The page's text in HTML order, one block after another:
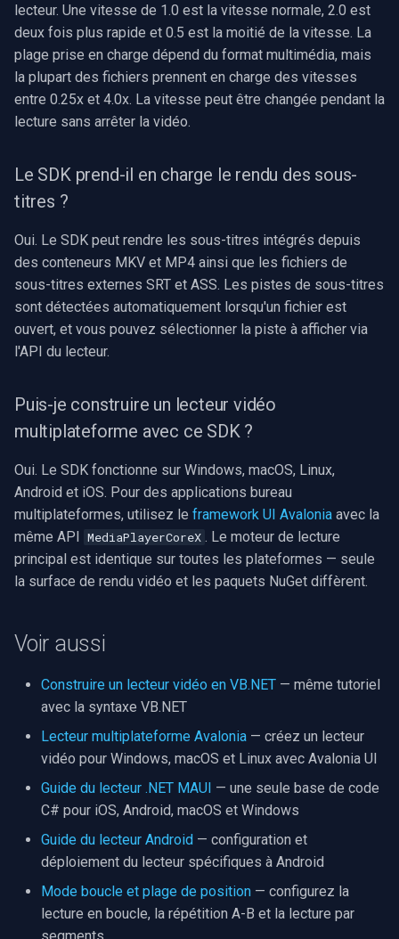
lecteur. Une vitesse de 1.0 est la vitesse normale, 2.0 est
deux fois plus rapide et 0.5 est la moitié de la vitesse. La
plage prise en charge dépend du format multimédia, mais
la plupart des fichiers prennent en charge des vitesses
entre 0.25x et 4.0x. La vitesse peut être changée pendant la
lecture sans arrêter la vidéo.
Le SDK prend-il en charge le rendu des sous-
titres ?
Oui. Le SDK peut rendre les sous-titres intégrés depuis
des conteneurs MKV et MP4 ainsi que les fichiers de
sous-titres externes SRT et ASS. Les pistes de sous-titres
sont détectées automatiquement lorsqu'un fichier est
ouvert, et vous pouvez sélectionner la piste à afficher via
l'API du lecteur.
Puis-je construire un lecteur vidéo
multiplateforme avec ce SDK ?
Oui. Le SDK fonctionne sur Windows, macOS, Linux,
Android et iOS. Pour des applications bureau
multiplateformes, utilisez le framework UI Avalonia avec la
même API MediaPlayerCoreX . Le moteur de lecture
principal est identique sur toutes les plateformes — seule
la surface de rendu vidéo et les paquets NuGet diffèrent.
Voir aussi
Construire un lecteur vidéo en VB.NET — même tutoriel
avec la syntaxe VB.NET
Lecteur multiplateforme Avalonia — créez un lecteur
vidéo pour Windows, macOS et Linux avec Avalonia UI
Guide du lecteur .NET MAUI — une seule base de code
C# pour iOS, Android, macOS et Windows
Guide du lecteur Android — configuration et
déploiement du lecteur spécifiques à Android
Mode boucle et plage de position — configurez la
lecture en boucle, la répétition A-B et la lecture par